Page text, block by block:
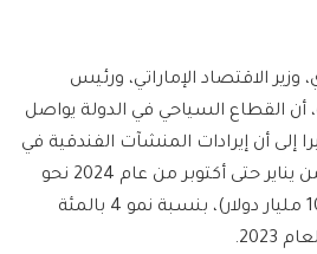
الاقتصاد الإماراتي، ورئيس
القطاع السياحي في الدولة يواصل
إلى أن إيرادات المنشآت الفندقية في
الدولة بلغت خلال الفترة من يناير حتى أكتوبر من عام 2024 نحو
37.1 مليار درهم (حوالي 10.1 مليار دولار)، بنسبة نمو 4 بالمئة